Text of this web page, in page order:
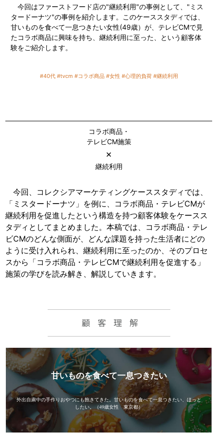
今回はファーストフード店の"継続利用"の事例として、"ミス
タードーナツ"の事例を紹介します。このケーススタディでは、
甘いものを食べて一息つきたい女性(49歳）が、テレビCMで見
たコラボ商品に興味を持ち、継続利用に至った、という顧客体
験をご紹介します。
#40代 #tvcm #コラボ商品 #女性 #心理的負荷 #継続利用
コラボ商品・
テレビCM施策
×
継続利用
今回、コレクシアマーケティングケーススタディでは、
「ミスタードーナツ」を例に、コラボ商品・テレビCMが
継続利用を促進したという構造を持つ顧客体験をケースス
タディとしてまとめました。本稿では、コラボ商品・テレ
ビCMのどんな側面が、どんな課題を持った生活者にどの
ように受け入れられ、継続利用に至ったのか、そのプロセ
スから「コラボ商品・テレビCMで継続利用を促進する」
施策の学びを読み解き、解説していきます。
甘いものを食べて一息つきたい
外出自粛中の手作りおやつにも飽きてきた。甘いものを食べて一息つきたい、ほっと
したい。（49歳女性 東京都）